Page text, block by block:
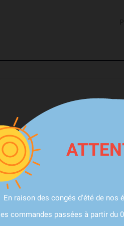
En raison des congés d'été de nos
commandes passées à partir du